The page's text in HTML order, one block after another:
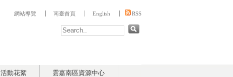
網站導覽 南臺首頁 English RSS
活動花絮 雲嘉南區資源中心